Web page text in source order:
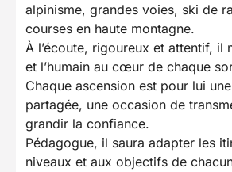
alpinisme, grandes voies, ski de
courses en haute montagne.
À l’écoute, rigoureux et attentif, il
et l’humain au cœur de chaque
Chaque ascension est pour lui
partagée, une occasion de
grandir la confiance.
Pédagogue, il saura adapter les
niveaux et aux objectifs de